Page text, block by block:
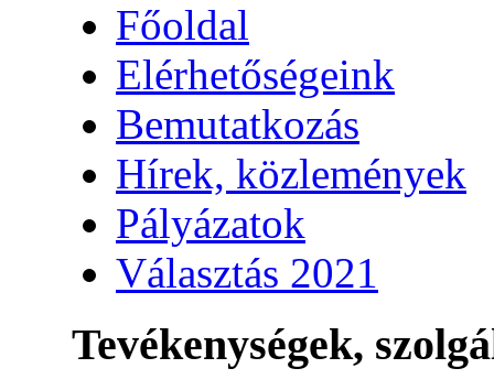
Főoldal
Elérhetőségeink
Bemutatkozás
Hírek, közlemények
Pályázatok
Választás 2021
Tevékenységek,